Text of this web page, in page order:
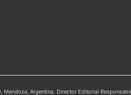
Argentina. Director Editorial